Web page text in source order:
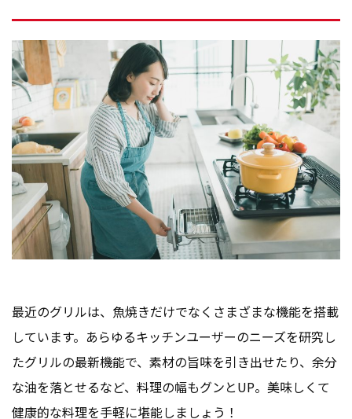
最近のグリルは、魚焼きだけでなくさまざまな機能を搭載
しています。あらゆるキッチンユーザーのニーズを研究し
たグリルの最新機能で、素材の旨味を引き出せたり、余分
な油を落とせるなど、料理の幅もグンとUP。美味しくて
健康的な料理を手軽に堪能しましょう！